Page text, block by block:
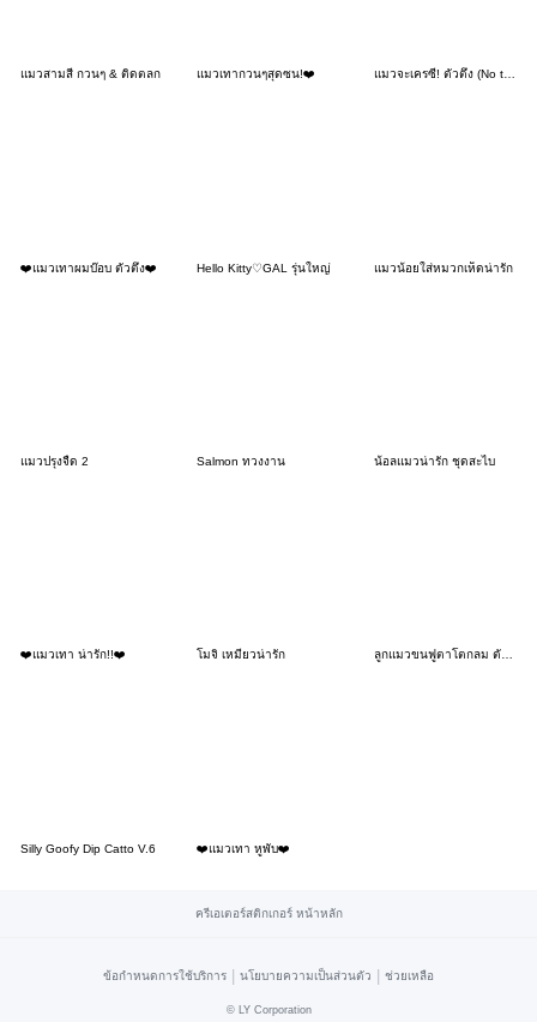
แมวสามสี กวนๆ & ติดตลก แมวเทากวนๆสุดซน!❤️ แมวจะเครซี่! ตัวตึง (No text)
❤️แมวเทาผมบ๊อบ ตัวตึง❤️ Hello Kitty♡GAL รุ่นใหญ่ แมวน้อยใส่หมวกเห็ดน่ารัก
แมวปรุงจืด 2 Salmon ทวงงาน น้อลแมวน่ารัก ชุดสะไบ
❤️แมวเทา น่ารัก!!❤️ โมจิ เหมียวน่ารัก ลูกแมวขนฟูตาโตกลม ตัวแสบ (No text)
Silly Goofy Dip Catto V.6 ❤️แมวเทา หูพับ❤️
ครีเอเตอร์สติกเกอร์ หน้าหลัก
ข้อกำหนดการใช้บริการ | นโยบายความเป็นส่วนตัว | ช่วยเหลือ
© LY Corporation